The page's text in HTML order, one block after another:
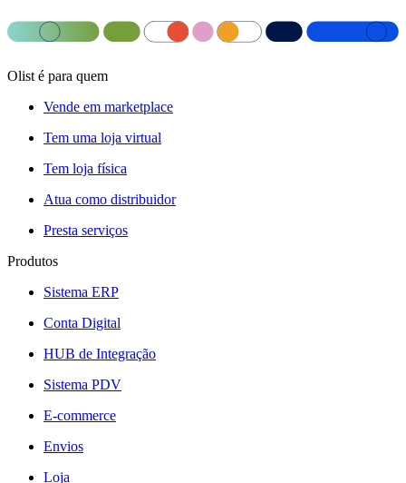
Olist é para quem
Vende em marketplace
Tem uma loja virtual
Tem loja física
Atua como distribuidor
Presta serviços
Produtos
Sistema ERP
Conta Digital
HUB de Integração
Sistema PDV
E-commerce
Envios
Loja